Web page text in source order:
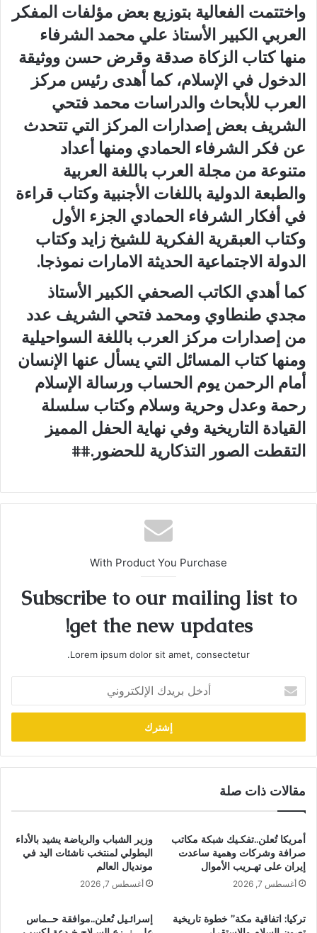
واختتمت الفعالية بتوزيع بعض مؤلفات المفكر
العربي الكبير الأستاذ علي محمد الشرفاء
منها كتاب الزكاة صدقة وقرض حسن ووثيقة
الدخول في الإسلام، كما أهدى رئيس مركز
العرب للأبحاث والدراسات محمد فتحي
الشريف بعض إصدارات المركز التي تتحدث
عن فكر الشرفاء الحمادي ومنها أعداد
متنوعة من مجلة العرب باللغة العربية
والطبعة الدولية باللغات الأجنبية وكتاب قراءة
في أفكار الشرفاء الحمادي الجزء الأول
وكتاب العبقرية الفكرية للشيخ زايد وكتاب
الدولة الاجتماعية الحديثة الامارات نموذجا.
كما أهدي الكاتب الصحفي الكبير الأستاذ
مجدي طنطاوي ومحمد فتحي الشريف عدد
من إصدارات مركز العرب باللغة السواحيلية
ومنها كتاب المسائل التي يسأل عنها الإنسان
أمام الرحمن يوم الحساب ورسالة الإسلام
رحمة وعدل وحرية وسلام وكتاب سلسلة
القيادة التاريخية وفي نهاية الحفل المميز
التقطت الصور التذكارية للحضور.##
With Product You Purchase
Subscribe to our mailing list to
get the new updates!
Lorem ipsum dolor sit amet, consectetur.
بريدك
الإلكتروني
مقالات ذات صلة
أمريكا تُعلن..تفكـيك شبكة مكاتب
صرافة وشركات وهمية ساعدت
إيران على تهـريب الأموال
أغسطس 7, 2026
وزير الشباب والرياضة يشيد بالأداء
البطولي لمنتخب ناشئات اليد في
مونديال العالم
أغسطس 7, 2026
تركيا: اتفاقية مكة” خطوة تاريخية
إسرائـيل تُعلن..موافقة حــماس